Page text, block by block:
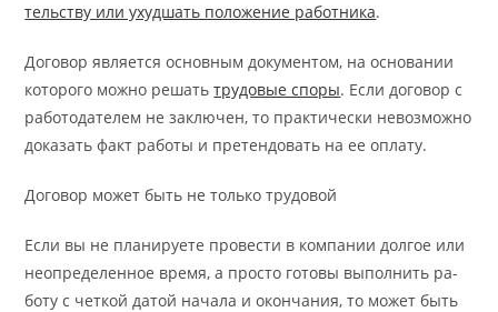
тель­ству или ухуд­шать по­ло­же­ние ра­бот­ни­ка.
До­го­вор яв­ляет­ся основ­ным до­ку­мен­том, на осно­ва­нии
ко­то­ро­го мож­но ре­шатьтру­до­вые спо­ры. Если до­го­вор с
ра­бо­то­да­телем не за­клю­чен, то прак­ти­че­ски не­воз­мож­но
до­ка­зать факт ра­бо­ты и пре­тен­до­вать на ее опла­ту.
Договор может быть не только трудовой
Если вы не пла­ни­ру­е­те про­ве­сти в компа­нии дол­гое или
неопре­де­лен­ное вре­мя, а про­сто го­то­вы вы­пол­нить ра­
бо­ту с чет­кой да­той на­ча­ла и окон­ча­ния, то мо­жет быть